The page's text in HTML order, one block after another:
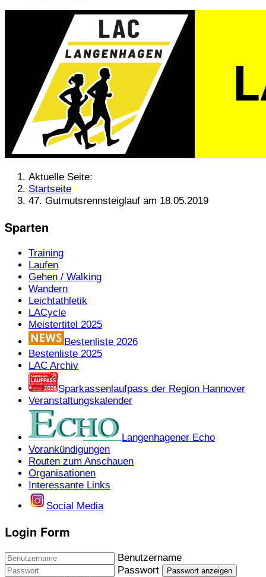
Aktuelle Seite:
Startseite
47. Gutmutsrennsteiglauf am 18.05.2019
Sparten
Training
Laufen
Gehen / Walking
Wandern
Leichtathletik
LACycle
Meistertitel 2025
Bestenliste 2026
Bestenliste 2025
LAC Archiv
Sparkassenlaufpass der Region Hannover
Veranstaltungskalender
Langenhagener Echo
Vorankündigungen
Routen zum Anschauen
Organisationen
Interessante Links
Social Media
Login Form
Benutzername
Passwort
Passwort anzeigen